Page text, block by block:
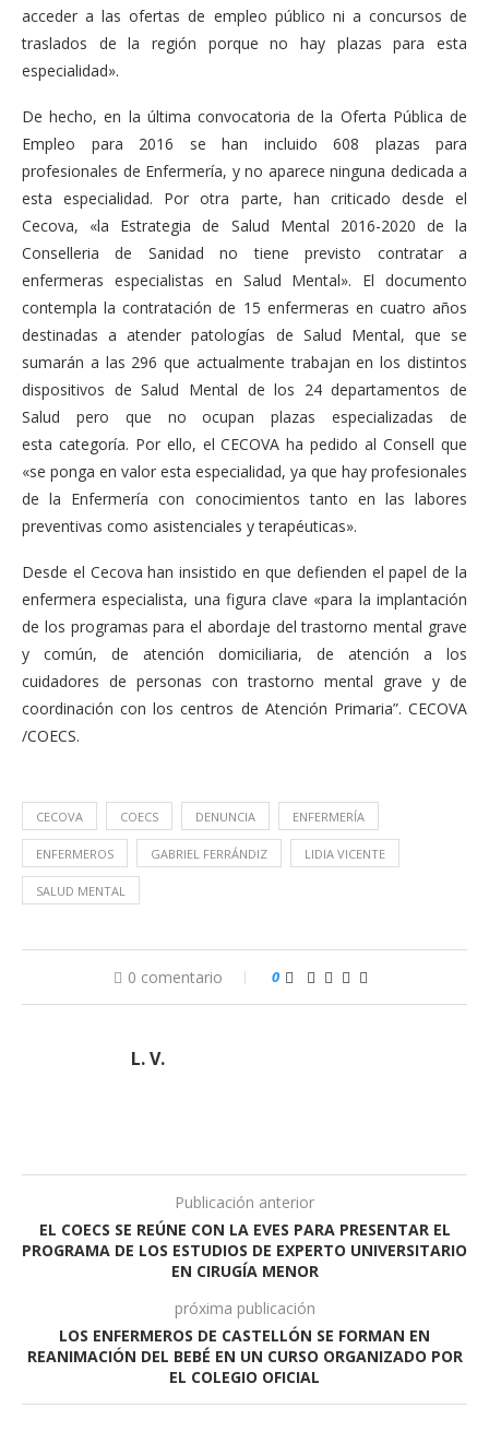
acceder a las ofertas de empleo público ni a concursos de
traslados de la región porque no hay plazas para esta
especialidad».
De hecho, en la última convocatoria de la Oferta Pública de
Empleo para 2016 se han incluido 608 plazas para
profesionales de Enfermería, y no aparece ninguna dedicada a
esta especialidad. Por otra parte, han criticado desde el
Cecova, «la Estrategia de Salud Mental 2016-2020 de la
Conselleria de Sanidad no tiene previsto contratar a
enfermeras especialistas en Salud Mental». El documento
contempla la contratación de 15 enfermeras en cuatro años
destinadas a atender patologías de Salud Mental, que se
sumarán a las 296 que actualmente trabajan en los distintos
dispositivos de Salud Mental de los 24 departamentos de
Salud pero que no ocupan plazas especializadas de
esta categoría. Por ello, el CECOVA ha pedido al Consell que
«se ponga en valor esta especialidad, ya que hay profesionales
de la Enfermería con conocimientos tanto en las labores
preventivas como asistenciales y terapéuticas».
Desde el Cecova han insistido en que defienden el papel de la
enfermera especialista, una figura clave «para la implantación
de los programas para el abordaje del trastorno mental grave
y común, de atención domiciliaria, de atención a los
cuidadores de personas con trastorno mental grave y de
coordinación con los centros de Atención Primaria”. CECOVA
/COECS.
CECOVA COECS DENUNCIA ENFERMERÍA
ENFERMEROS GABRIEL FERRÁNDIZ LIDIA VICENTE
SALUD MENTAL
0 comentario 0
L. V.
Publicación anterior
EL COECS SE REÚNE CON LA EVES PARA PRESENTAR EL
PROGRAMA DE LOS ESTUDIOS DE EXPERTO UNIVERSITARIO
EN CIRUGÍA MENOR
próxima publicación
LOS ENFERMEROS DE CASTELLÓN SE FORMAN EN
REANIMACIÓN DEL BEBÉ EN UN CURSO ORGANIZADO POR
EL COLEGIO OFICIAL